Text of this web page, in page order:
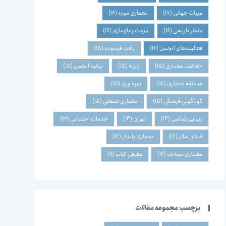
میراث جهانی (17) معماری موزه (16)
منظر تاریخی (16) مرمت و بازسازی (16)
فعالیت‌های انجمن (16) بافت فرسوده (15)
حفاظت معماری (15) زلزله (15) بیانیه انجمن (15)
مسابقه معماری (15) بهره وری (15)
گوناگونی فرهنگی (15) معماری صنعتی (15)
زیبایی شناسی (14) تهران (14) خدمات اجتماعی (13)
استان سال (12) معماری پایدار (12)
معماری مساجد(12) معرفی کتاب (11)
برچسب مجموعه مقالات